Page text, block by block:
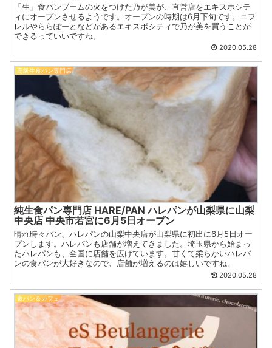
「生」食パンブームの火をつけた乃が美が、直営店をエキスポシテ
ィにオープンさせるようです。オープンの時期は6月下旬です。ニフ
レルやららぽーとなどがあるエキスポシティで乃が美を買うことが
できるっていいですね。
2020.05.28
高級生食パン専門店
純生食パン専門店 HARE/PAN ハレパンが山梨県に山梨
中央店 中央市若宮に6月5日オープン
晴れ時々パン、ハレパンの山梨中央店が山梨県に初出に6月5日オー
プンします。ハレパンも店舗が増えてきました。埼玉県から始まっ
たハレパンも、全国に店舗を広げています。甘くて柔らかいハレパ
ンの食パンが大好きなので、店舗が増えるのは嬉しいですね。
2020.05.28
食パン＆カフェ